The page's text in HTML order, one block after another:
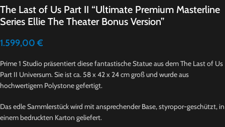
The Last of Us Part II “Ultimate Premium Masterline
Series Ellie The Theater Bonus Version”
1.599,00 €
Prime 1 Studio präsentiert diese fantastische Statue aus dem The Last of Us
Part II Universum. Sie ist ca. 58 x 42 x 24 cm groß und wurde aus
hochwertigem Polystone gefertigt.
Das edle Sammlerstück wird mit ansprechender Base, styropor-geschützt, in
einem bedruckten Karton geliefert.